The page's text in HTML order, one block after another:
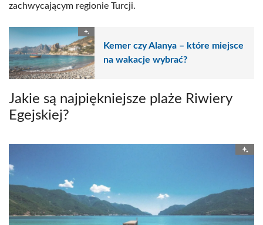
zachwycającym regionie Turcji.
Kemer czy Alanya – które miejsce
na wakacje wybrać?
Jakie są najpiękniejsze plaże Riwiery
Egejskiej?